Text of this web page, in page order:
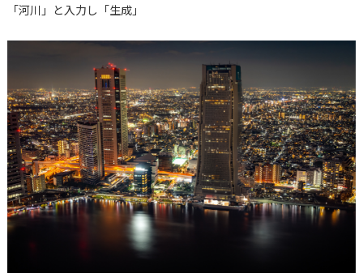
「河川」と入力し「生成」